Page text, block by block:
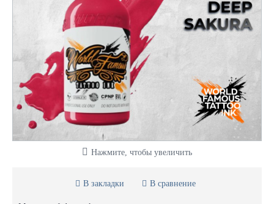
Нажмите, чтобы увеличить
В закладки В сравнение